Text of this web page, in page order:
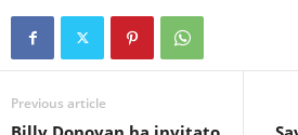
Previous article